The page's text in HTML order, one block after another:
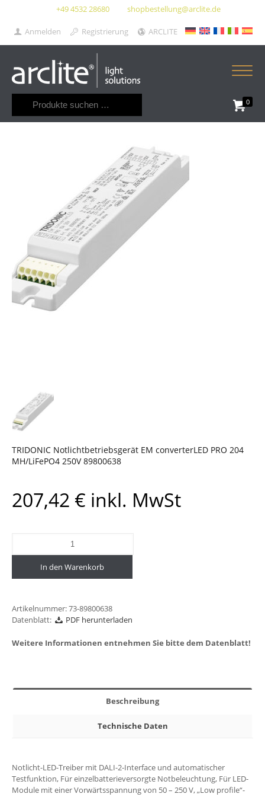
+49 4532 28680 shopbestellung@arclite.de
Anmelden Registrierung ARCLITE
0
TRIDONIC Notlichtbetriebsgerät EM converterLED PRO 204
MH/LiFePO4 250V 89800638
207,42 € inkl. MwSt
In den Warenkorb
Artikelnummer:73-89800638
Datenblatt:
PDF herunterladen
Weitere Informationen entnehmen Sie bitte dem Datenblatt!
Beschreibung
Technische Daten
Notlicht-LED-Treiber mit DALI-2-Interface und automatischer
Testfunktion, Für einzelbatterieversorgte Notbeleuchtung, Für LED-
Module mit einer Vorwärtsspannung von 50 – 250 V, „Low profile“-